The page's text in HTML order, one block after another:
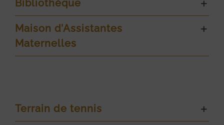
Bibliothèque
Maison d’Assistantes
Maternelles
Terrain de tennis